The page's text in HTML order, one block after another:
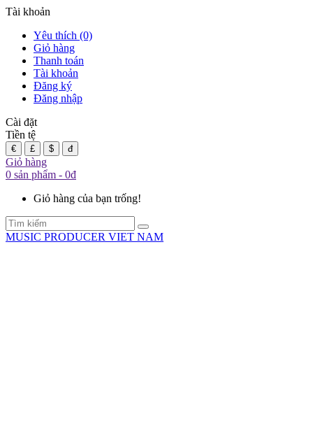
Tài khoản
Yêu thích (0)
Giỏ hàng
Thanh toán
Tài khoản
Đăng ký
Đăng nhập
Cài đặt
Tiền tệ
€ £ $ đ
Giỏ hàng
0 sản phẩm - 0đ
Giỏ hàng của bạn trống!
MUSIC PRODUCER VIET NAM